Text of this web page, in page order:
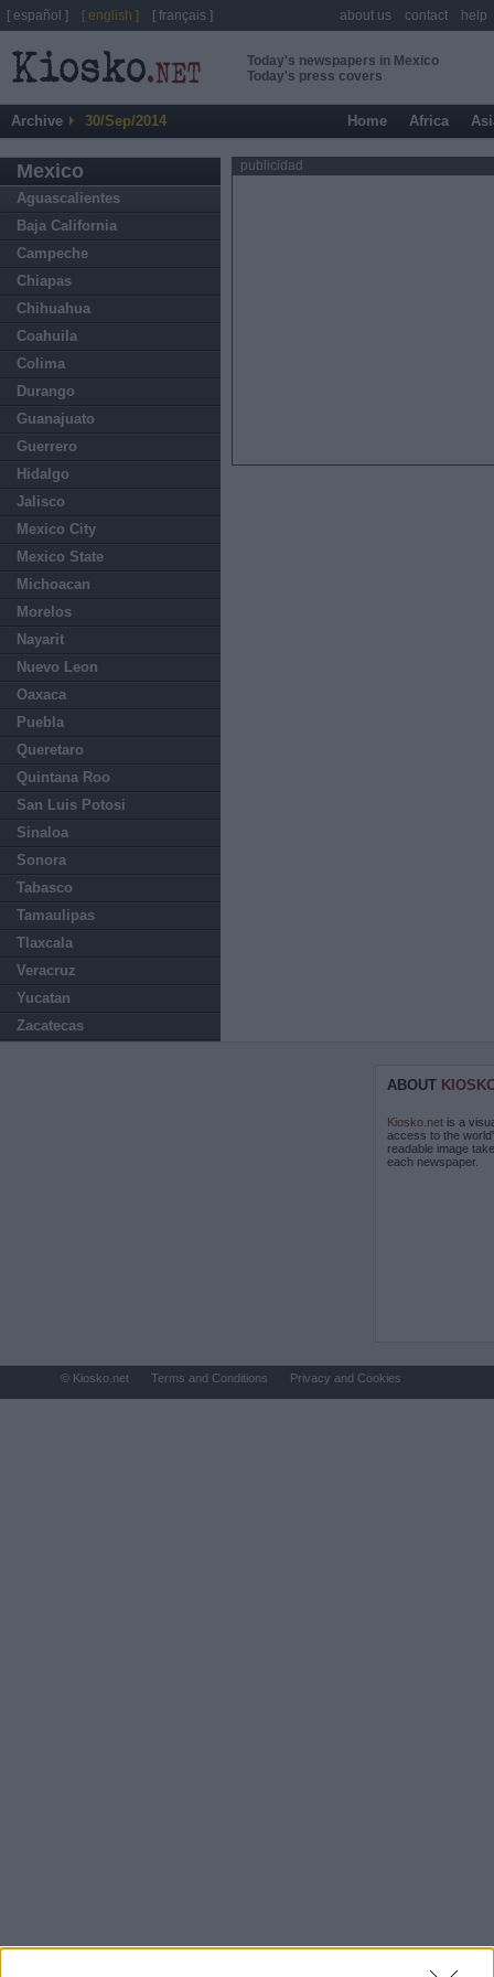
Today's newspapers in Mexico
Today's press covers
Archive 30/Sep/2014 Home Africa
Mexico
Aguascalientes
Baja California
Campeche
Chiapas
Chihuahua
Coahuila
Colima
Durango
Guanajuato
Guerrero
Hidalgo
Jalisco
Mexico City
Mexico State
Michoacan
Morelos
Nayarit
Nuevo Leon
Oaxaca
Puebla
Queretaro
Quintana Roo
San Luis Potosi
Sinaloa
Sonora
Tabasco
Tamaulipas
Tlaxcala
Veracruz
Yucatan
Zacatecas
publicidad
ABOUT
Kiosko.net is a
access to the
readable image
each newspaper.
[ español ] [ english ] [ français ] about us contact help
© Kiosko.net Terms and Conditions Privacy and Cookies